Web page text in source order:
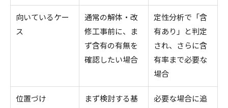
向いているケー
ス
通常の解体・改
修工事前に、ま
ず含有の有無を
確認したい場合
定性分析で「含
有あり」と判定
され、さらに含
有率まで必要な
場合
位置づけ
まず検討する基
必要な場合に追